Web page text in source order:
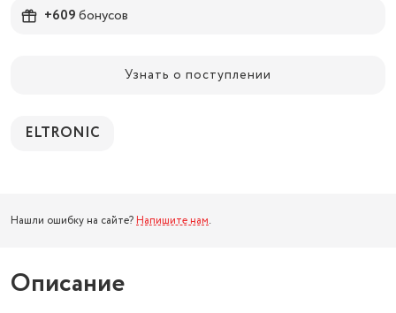
+609бонусов
Узнать о поступлении
ELTRONIC
Нашли ошибку на сайте? Напишите нам.
Описание